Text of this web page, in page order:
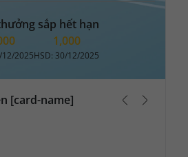
sắp hết hạn
12/2025
1,000
HSD: 30/12/2025
[card-name]